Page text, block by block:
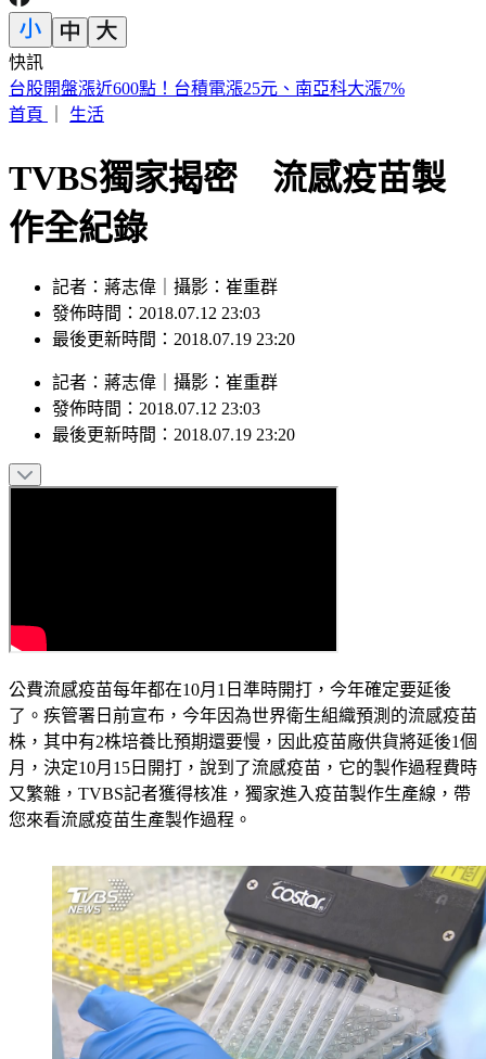
快訊
2026購車風向球 : 看購車趨勢分析，還有好禮天天抽
首頁
生活
TVBS獨家揭密 流感疫苗製
作全紀錄
記者：蔣志偉｜攝影：崔重群
發佈時間：2018.07.12 23:03
最後更新時間：2018.07.19 23:20
記者 ： 蔣志偉 攝影 ： 崔重群
發佈時間： 2018.07.12 23:03
最後更新時間： 2018.07.19 23:20
公費流感疫苗每年都在10月1日準時開打，今年確定要延後
了。疾管署日前宣布，今年因為世界衛生組織預測的流感疫苗
株，其中有2株培養比預期還要慢，因此疫苗廠供貨將延後1個
月，決定10月15日開打，說到了流感疫苗，它的製作過程費時
又繁雜，TVBS記者獲得核准，獨家進入疫苗製作生產線，帶
您來看流感疫苗生產製作過程。